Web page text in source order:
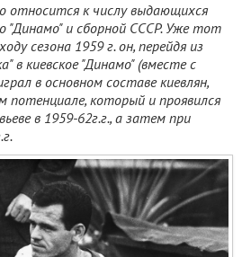
относится к числу выдающихся
"Динамо" и сборной СССР. Уже тот
сезона 1959 г. он, перейдя из
в киевское "Динамо" (вместе с
в основном составе киевлян,
потенциале, который и проявился
в 1959-62г.г., а затем при